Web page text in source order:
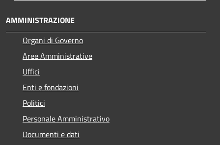
AMMINISTRAZIONE
Organi di Governo
Aree Amministrative
Uffici
Enti e fondazioni
Politici
Personale Amministrativo
Documenti e dati